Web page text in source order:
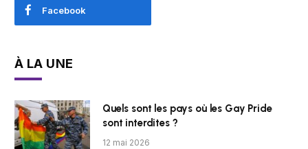
Facebook
À LA UNE
Quels sont les pays où les Gay Pride
sont interdites ?
12 mai 2026